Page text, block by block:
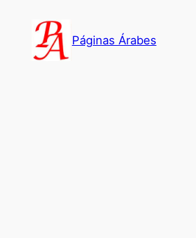
contenido
Páginas Árabes